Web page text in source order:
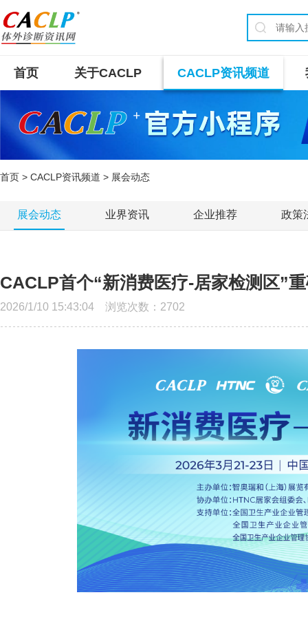
首页 关于CACLP CACLP资讯频道
首页 > CACLP资讯频道 > 展会动态
展会动态 业界资讯 企业推荐 政策
CACLP首个“新消费医疗-居家检测区”
2026/1/10 15:43:04 浏览次数： 2702